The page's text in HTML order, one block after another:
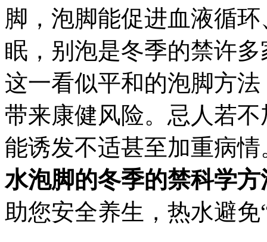
脚，泡脚能促进血液循
眠，别泡是冬季的禁许
这一看似平和的泡脚方法
带来康健风险。忌人若
能诱发不适甚至加重病
水泡脚的冬季的禁科学方
助您安全养生，热水避